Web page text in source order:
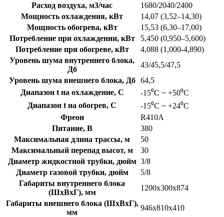
Расход воздуха, м3/час
1680/2040/2400
Мощность охлаждения, кВт
14,07 (3,52–14,30)
Мощность обогрева, кВт
15,53 (6,30–17,00)
Потребление при охлаждении, кВт
5,450 (0,950–5,600)
Потребление при обогреве, кВт
4,088 (1,000-4,890)
Уровень шума внутреннего блока,
Дб
43/45,5/47,5
Уровень шума внешнего блока, Дб
64,5
Диапазон t на охлаждение, C
-15⁰С ~ +50⁰С
Диапазон t на обогрев, C
-15⁰С ~ +24⁰С
Фреон
R410A
Питание, В
380
Максимальная длина трассы, м
50
Максимальный перепад высот, м
30
Диаметр жидкостной трубки, дюйм 3/8
Диаметр газовой трубки, дюйм
5/8
Габариты внутреннего блока
(ШхВхГ), мм
1200x300x874
Габариты внешнего блока (ШхВхГ),
мм
946x810x410